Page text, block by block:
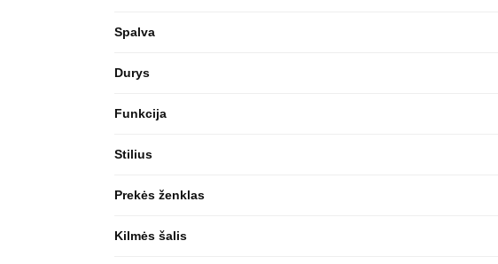
Spalva
Durys
Funkcija
Stilius
Prekės ženklas
Kilmės šalis